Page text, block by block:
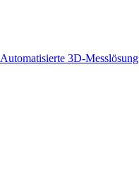
Automatisierte 3D-Messlösung